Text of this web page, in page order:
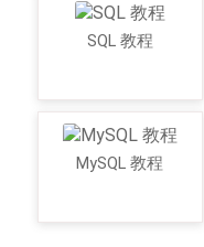
SQL 教程
MySQL 教程